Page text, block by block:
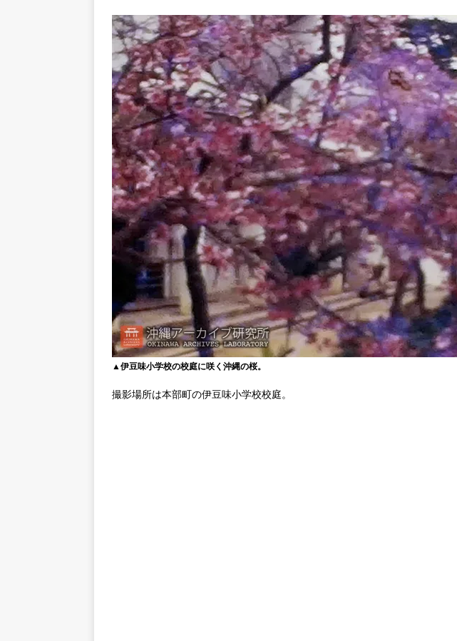
▲伊豆味小学校の校庭に咲く沖縄の桜。
撮影場所は本部町の伊豆味小学校校庭。